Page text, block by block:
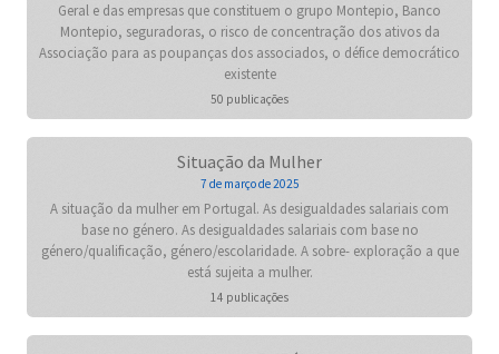
Geral e das empresas que constituem o grupo Montepio, Banco
Montepio, seguradoras, o risco de concentração dos ativos da
Associação para as poupanças dos associados, o défice democrático
existente
50 publicações
Situação da Mulher
7 de março de 2025
A situação da mulher em Portugal. As desigualdades salariais com
base no género. As desigualdades salariais com base no
género/qualificação, género/escolaridade. A sobre- exploração a que
está sujeita a mulher.
14 publicações